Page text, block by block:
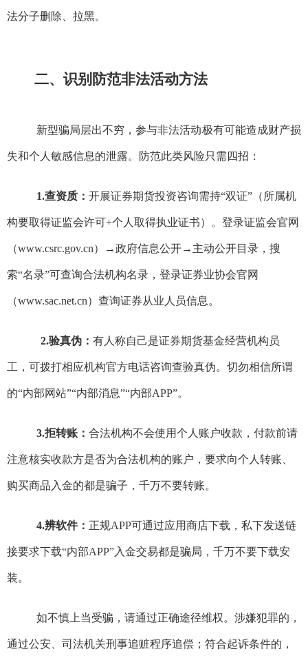
法分子删除、拉黑。
二、识别防范非法活动方法
新型骗局层出不穷，参与非法活动极有可能造成财产损
失和个人敏感信息的泄露。防范此类风险只需四招：
1.查资质： 开展证券期货投资咨询需持“双证”（所属机
构要取得证监会许可+个人取得执业证书）。登录证监会官网
（www.csrc.gov.cn）→政府信息公开→主动公开目录，搜
索“名录”可查询合法机构名录，登录证券业协会官网
（www.sac.net.cn）查询证券从业人员信息。
2.验真伪：有人称自己是证券期货基金经营机构员
工，可拨打相应机构官方电话咨询查验真伪。切勿相信所谓
的“内部网站”“内部消息”“内部APP”。
3.拒转账： 合法机构不会使用个人账户收款，付款前请
注意核实收款方是否为合法机构的账户，要求向个人转账、
购买商品入金的都是骗子，千万不要转账。
4.辨软件： 正规APP可通过应用商店下载，私下发送链
接要求下载“内部APP”入金交易都是骗局，千万不要下载安
装。
如不慎上当受骗，请通过正确途径维权。涉嫌犯罪的，
通过公安、司法机关刑事追赃程序追偿；符合起诉条件的，